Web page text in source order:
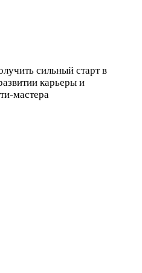
сильный старт в
карьеры и
мастера